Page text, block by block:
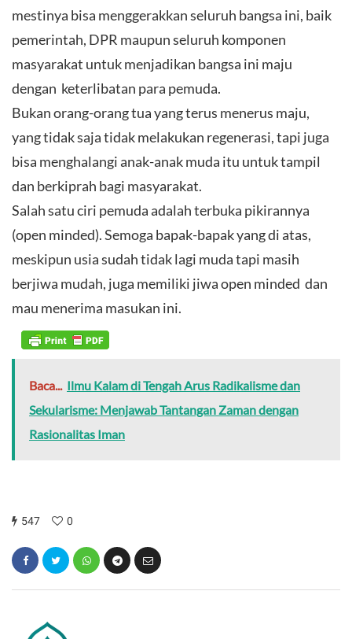
mestinya bisa menggerakkan seluruh bangsa ini, baik
pemerintah, DPR maupun seluruh komponen
masyarakat untuk menjadikan bangsa ini maju
dengan keterlibatan para pemuda.
Bukan orang-orang tua yang terus menerus maju,
yang tidak saja tidak melakukan regenerasi, tapi juga
bisa menghalangi anak-anak muda itu untuk tampil
dan berkiprah bagi masyarakat.
Salah satu ciri pemuda adalah terbuka pikirannya
(open minded). Semoga bapak-bapak yang di atas,
meskipun usia sudah tidak lagi muda tapi masih
berjiwa mudah, juga memiliki jiwa open minded dan
mau menerima masukan ini.
Baca... Ilmu Kalam di Tengah Arus Radikalisme dan
Sekularisme: Menjawab Tantangan Zaman dengan
Rasionalitas Iman
547 0